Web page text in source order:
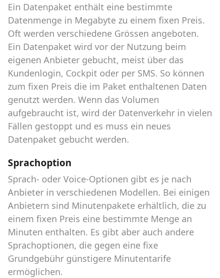
Ein Datenpaket enthält eine bestimmte
Datenmenge in Megabyte zu einem fixen Preis.
Oft werden verschiedene Grössen angeboten.
Ein Datenpaket wird vor der Nutzung beim
eigenen Anbieter gebucht, meist über das
Kundenlogin, Cockpit oder per SMS. So können
zum fixen Preis die im Paket enthaltenen Daten
genutzt werden. Wenn das Volumen
aufgebraucht ist, wird der Datenverkehr in vielen
Fällen gestoppt und es muss ein neues
Datenpaket gebucht werden.
Sprachoption
Sprach- oder Voice-Optionen gibt es je nach
Anbieter in verschiedenen Modellen. Bei einigen
Anbietern sind Minutenpakete erhältlich, die zu
einem fixen Preis eine bestimmte Menge an
Minuten enthalten. Es gibt aber auch andere
Sprachoptionen, die gegen eine fixe
Grundgebühr günstigere Minutentarife
ermöglichen.